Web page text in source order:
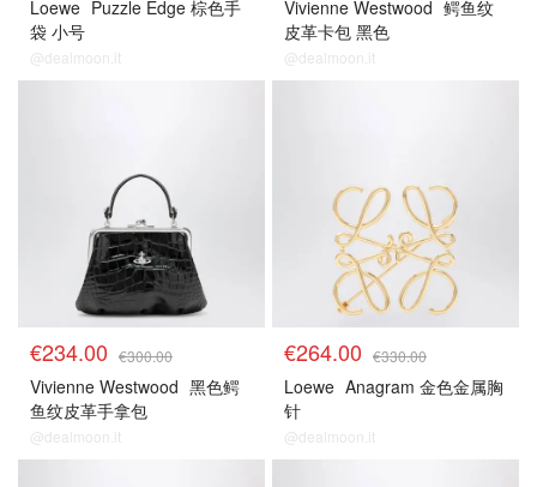
Loewe Puzzle Edge 棕色手
袋 小号
@dealmoon.it
Vivienne Westwood 鳄鱼纹
皮革卡包 黑色
@dealmoon.it
€234.00 €300.00
Vivienne Westwood 黑色鳄
鱼纹皮革手拿包
@dealmoon.it
€264.00 €330.00
Loewe Anagram 金色金属胸
针
@dealmoon.it